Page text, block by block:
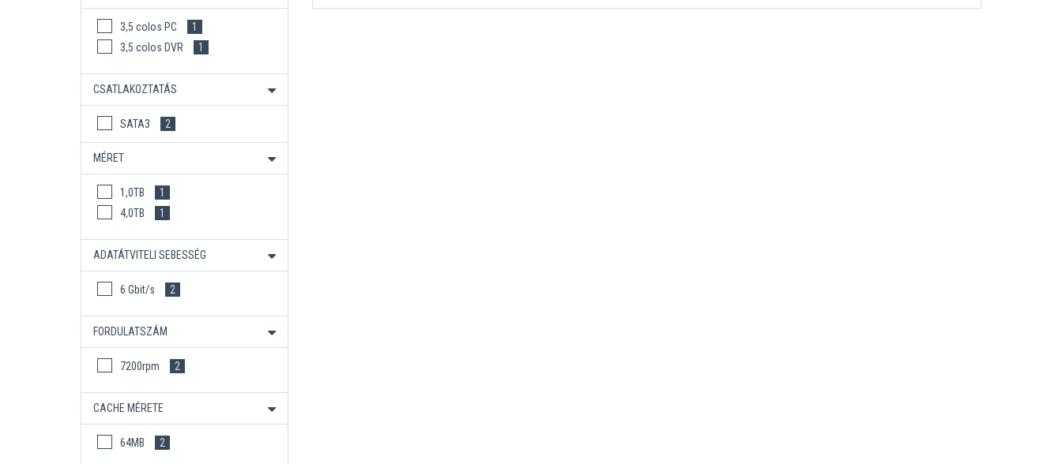
3,5 colos PC
1
3,5 colos DVR
1
CSATLAKOZTATÁS
SATA3 2
MÉRET
1,0TB
1
4,0TB
1
ADATÁTVITELI SEBESSÉG
6 Gbit/s 2
FORDULATSZÁM
7200rpm 2
CACHE MÉRETE
64MB 2